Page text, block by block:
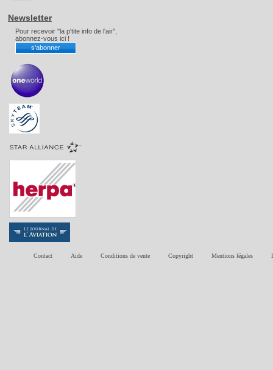
Newsletter
Pour recevoir "la p'tite info de l'air",
abonnez-vous ici !
Contact Aide Conditions de vente Copyright Mentions légales